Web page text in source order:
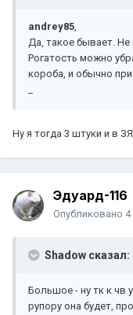
andrey85,
Да, такое бывает.
Рогатость можно
короба, и обычно
Ну я тогда 3 штуки и в
Эдуард-116
Опубликовано
Shadow сказал:
Большое - ну тк к чв
рупору она будет,